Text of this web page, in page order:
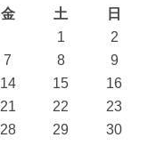
金 土
日
1
2
7 8
9
14 15
16
21 22
23
28 29
30